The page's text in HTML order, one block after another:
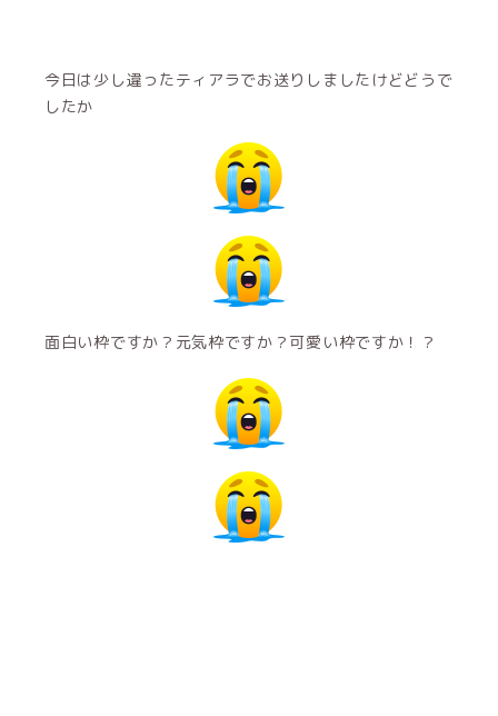
今日は少し違ったティアラでお送りしましたけどどうで
したか
面白い枠ですか？元気枠ですか？可愛い枠ですか！？